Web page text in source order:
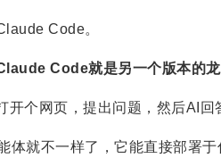
Code。
Code就是另一个版本的龙
个网页，提出问题，然后AI回
就不一样了，它能直接部署于